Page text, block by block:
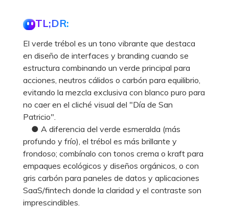
TL;DR:
El verde trébol es un tono vibrante que destaca
en diseño de interfaces y branding cuando se
estructura combinando un verde principal para
acciones, neutros cálidos o carbón para equilibrio,
evitando la mezcla exclusiva con blanco puro para
no caer en el cliché visual del "Día de San
Patricio".
● A diferencia del verde esmeralda (más
profundo y frío), el trébol es más brillante y
frondoso; combínalo con tonos crema o kraft para
empaques ecológicos y diseños orgánicos, o con
gris carbón para paneles de datos y aplicaciones
SaaS/fintech donde la claridad y el contraste son
imprescindibles.